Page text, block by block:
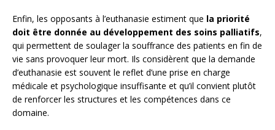
Enfin, les opposants à l’euthanasie estiment que la priorité
doit être donnée au développement des soins palliatifs,
qui permettent de soulager la souffrance des patients en fin de
vie sans provoquer leur mort. Ils considèrent que la demande
d’euthanasie est souvent le reflet d’une prise en charge
médicale et psychologique insuffisante et qu’il convient plutôt
de renforcer les structures et les compétences dans ce
domaine.